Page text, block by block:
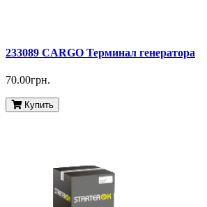
233089 CARGO Терминал генератора
70.00грн.
Купить